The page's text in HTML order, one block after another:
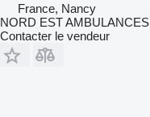
France, Nancy
NORD EST AMBULANCES
Contacter le vendeur